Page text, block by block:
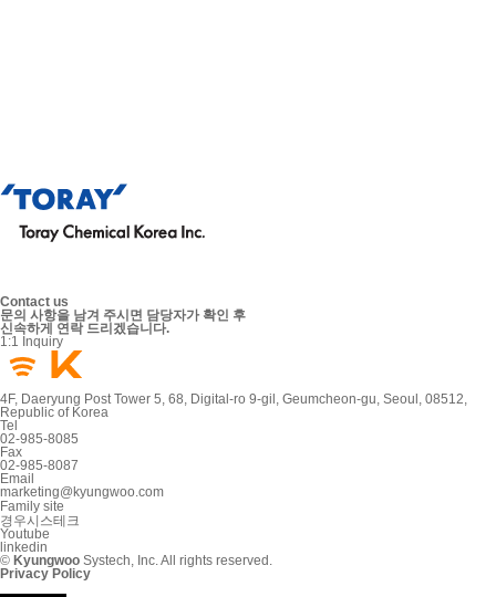
Contact us
문의 사항을 남겨 주시면 담당자가 확인 후
신속하게 연락 드리겠습니다.
1:1 Inquiry
4F, Daeryung Post Tower 5, 68, Digital-ro 9-gil, Geumcheon-gu, Seoul, 08512,
Republic of Korea
Tel
02-985-8085
Fax
02-985-8087
Email
marketing@kyungwoo.com
Family site
경우시스테크
Youtube
linkedin
© Kyungwoo Systech, Inc. All rights reserved.
Privacy Policy